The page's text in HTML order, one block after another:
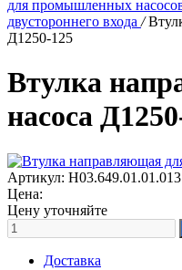
для промышленных
двустороннего входа /
Д1250-125
Втулка
насоса
Артикул: Н03.649.01.01.013
Цена:
Цену уточняйте
Доставка